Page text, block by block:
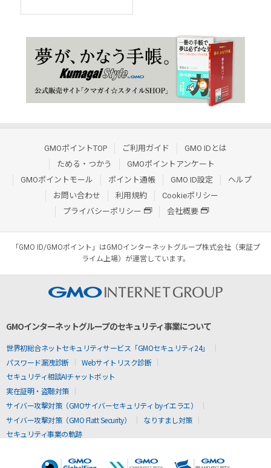
GMOポイントTOP ご利用ガイド
GMO IDとは
ためる・つかう
GMOポイントアンケート
GMOポイントモール
ポイント通帳 GMO ID設定
ヘルプ
お問い合わせ
利用規約
Cookieポリシー
プライバシーポリシー
会社概要
「GMO ID/GMOポイント」はGMOインターネットグループ株式会社（東証プ
ライム上場）が運営しています。
GMOインターネットグループのセキュリティ事業について
世界初総合ネットセキュリティサービス「GMOセキュリティ24」
パスワード漏洩診断
Webサイトリスク診断
セキュリティ相談AIチャットボット
実在証明・盗聴対策
サイバー攻撃対策（GMOサイバーセキュリティ byイエラエ）
サイバー攻撃対策（GMO Flatt Security）
なりすまし対策
セキュリティ事業の軌跡